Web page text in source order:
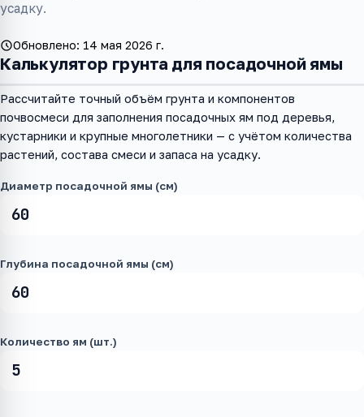
усадку.
Обновлено: 14 мая 2026 г.
Калькулятор грунта для посадочной ямы
Рассчитайте точный объём грунта и компонентов
почвосмеси для заполнения посадочных ям под деревья,
кустарники и крупные многолетники — с учётом количества
растений, состава смеси и запаса на усадку.
Диаметр посадочной ямы (см)
Глубина посадочной ямы (см)
Количество ям (шт.)